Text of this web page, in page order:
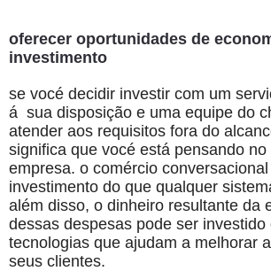
oferecer oportunidades de
investimento
se vocé decidir investir com um
á sua disposição e uma equipe do
atender aos requisitos fora do
significa que vocé está pensando
empresa. o comércio
investimento do que qualquer
além disso, o dinheiro resultante da
dessas despesas pode ser investido
tecnologias que ajudam a melhorar
seus clientes.